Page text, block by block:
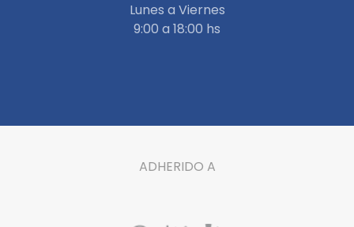
Lunes a Viernes
9:00 a 18:00 hs
ADHERIDO A